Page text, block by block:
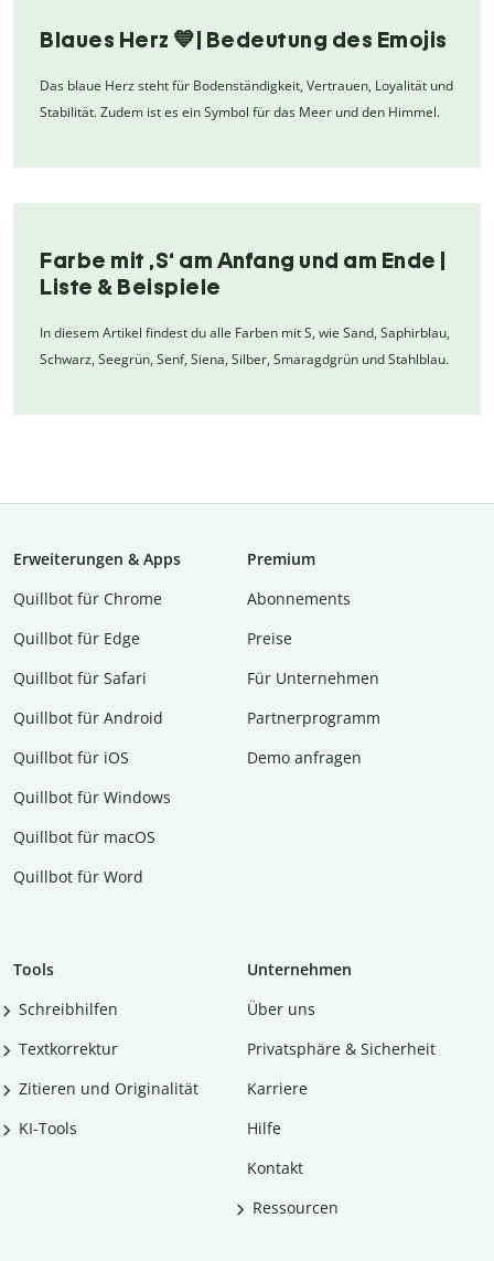
Blaues Herz 💙| Bedeutung des Emojis
Das blaue Herz steht für Bodenständigkeit, Vertrauen, Loyalität und
Stabilität. Zudem ist es ein Symbol für das Meer und den Himmel.
Farbe mit ,S‘ am Anfang und am Ende |
Liste & Beispiele
In diesem Artikel findest du alle Farben mit S, wie Sand, Saphirblau,
Schwarz, Seegrün, Senf, Siena, Silber, Smaragdgrün und Stahlblau.
Erweiterungen & Apps
Quillbot für Chrome
Quillbot für Edge
Quillbot für Safari
Quillbot für Android
Quillbot für iOS
Quillbot für Windows
Quillbot für macOS
Quillbot für Word
Premium
Abon­ne­ments
Preise
Für Unternehmen
Partnerprogramm
Demo anfragen
Tools
Schreibhilfen
Textkorrektur
Zitieren und Originalität
KI-Tools
Unternehmen
Über uns
Privatsphäre & Sicherheit
Karriere
Hilfe
Kontakt
Ressourcen